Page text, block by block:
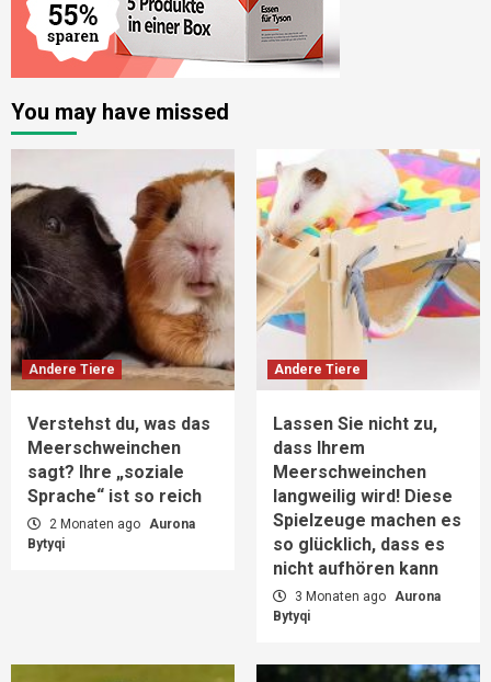
You may have missed
Andere Tiere
Verstehst du, was das
Meerschweinchen
sagt? Ihre „soziale
Sprache“ ist so reich
2 Monaten ago Aurona
Bytyqi
Andere Tiere
Lassen Sie nicht zu,
dass Ihrem
Meerschweinchen
langweilig wird! Diese
Spielzeuge machen es
so glücklich, dass es
nicht aufhören kann
3 Monaten ago Aurona
Bytyqi